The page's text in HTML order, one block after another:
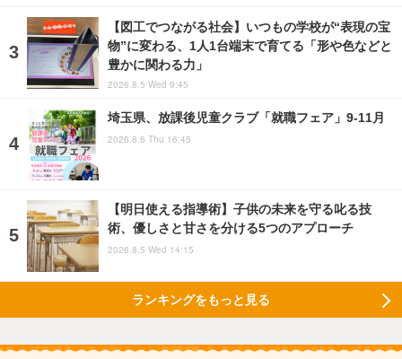
【図工でつながる社会】いつもの学校が“表現の宝
物”に変わる、1人1台端末で育てる「形や色などと
豊かに関わる力」
2026.8.5 Wed 9:45
埼玉県、放課後児童クラブ「就職フェア」9-11月
2026.8.6 Thu 16:45
【明日使える指導術】子供の未来を守る叱る技
術、優しさと甘さを分ける5つのアプローチ
2026.8.5 Wed 14:15
ランキングをもっと見る